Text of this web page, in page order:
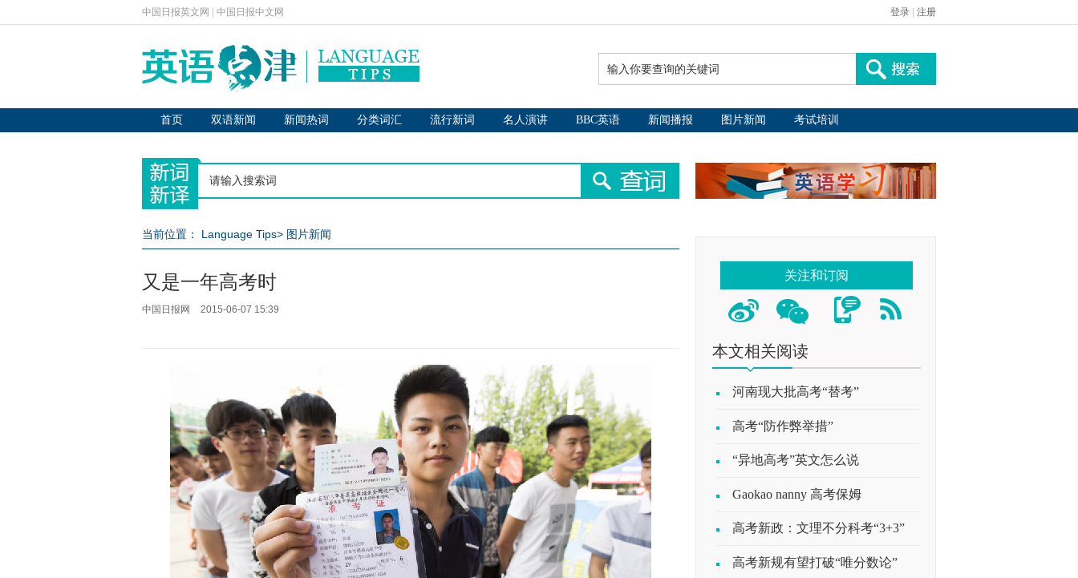
中国日报英文网 中国日报中文网 登录 注册
首页 双语新闻 新闻热词 分类词汇 流行新词 名人演讲 BBC英语 新闻播报 图片新闻 考试培训
当前位置： Language Tips> 图片新闻
又是一年高考时
中国日报网 2015-06-07 15:39
关注和订阅
本文相关阅读
河南现大批高考“替考”
高考“防作弊举措”
“异地高考”英文怎么说
Gaokao nanny 高考保姆
高考新政：文理不分科考“3+3”
高考新规有望打破“唯分数论”